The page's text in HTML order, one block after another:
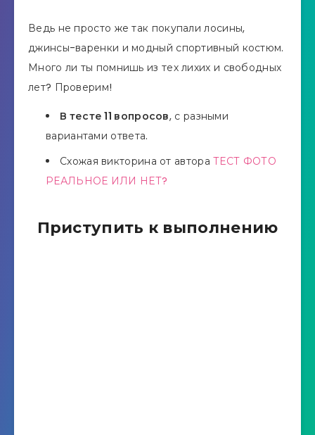
Ведь не просто же так покупали лосины,
джинсы-варенки и модный спортивный костюм.
Много ли ты помнишь из тех лихих и свободных
лет? Проверим!
В тесте 11 вопросов, с разными
вариантами ответа.
Схожая викторина от автораТЕСТ ФОТО
РЕАЛЬНОЕ ИЛИ НЕТ?
Приступить к выполнению